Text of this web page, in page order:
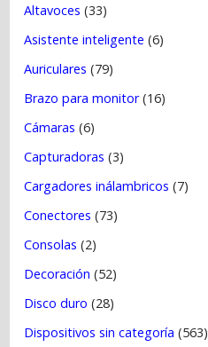
Altavoces (33)
Asistente inteligente (6)
Auriculares (79)
Brazo para monitor(16)
Cámaras (6)
Capturadoras (3)
Cargadores inálambricos (7)
Conectores (73)
Consolas (2)
Decoración (52)
Disco duro (28)
Dispositivos sin categoría (563)